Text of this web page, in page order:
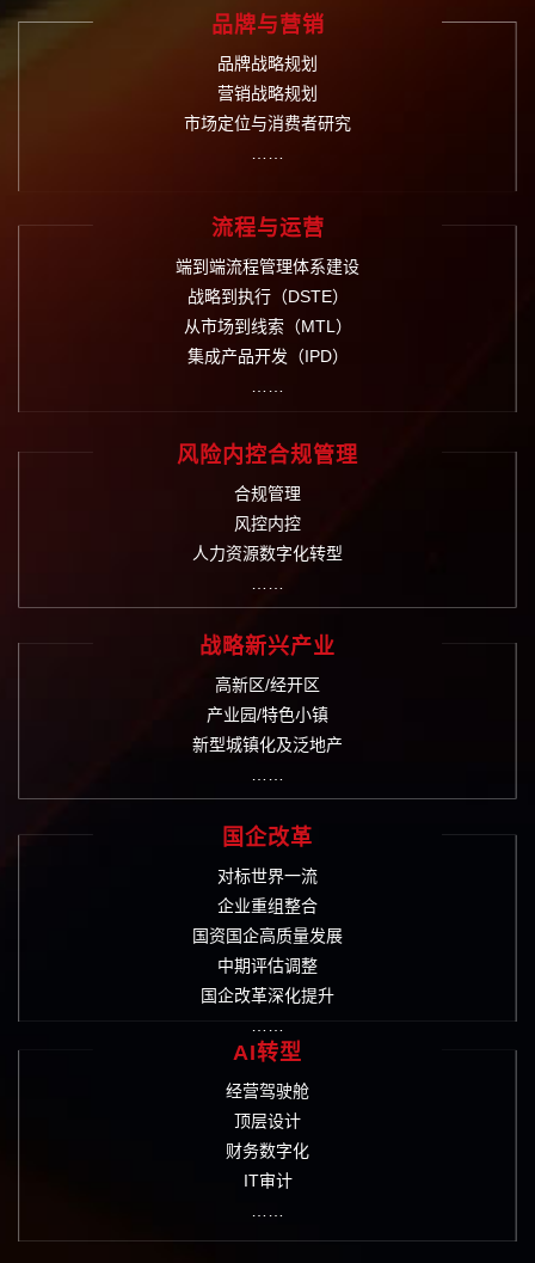
品牌与营销
品牌战略规划
营销战略规划
市场定位与消费者研究
……
流程与运营
端到端流程管理体系建设
战略到执行（DSTE）
从市场到线索（MTL）
集成产品开发（IPD）
……
风险内控合规管理
合规管理
风控内控
人力资源数字化转型
……
战略新兴产业
高新区/经开区
产业园/特色小镇
新型城镇化及泛地产
……
国企改革
对标世界一流
企业重组整合
国资国企高质量发展
中期评估调整
国企改革深化提升
……
AI转型
经营驾驶舱
顶层设计
财务数字化
IT审计
……